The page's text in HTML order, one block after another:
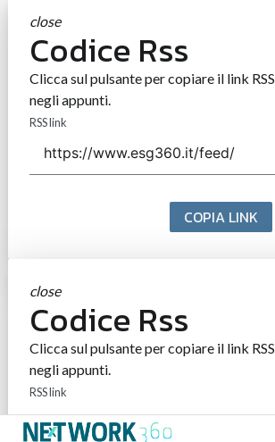
close
Codice Rss
Clicca sul pulsante per copiare il link RSS
negli appunti.
RSS link
COPIA LINK
close
Codice Rss
Clicca sul pulsante per copiare il link RSS
negli appunti.
RSS link